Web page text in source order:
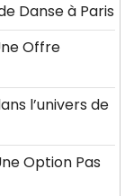
Danse à Paris
Offre
l’univers de
Option Pas